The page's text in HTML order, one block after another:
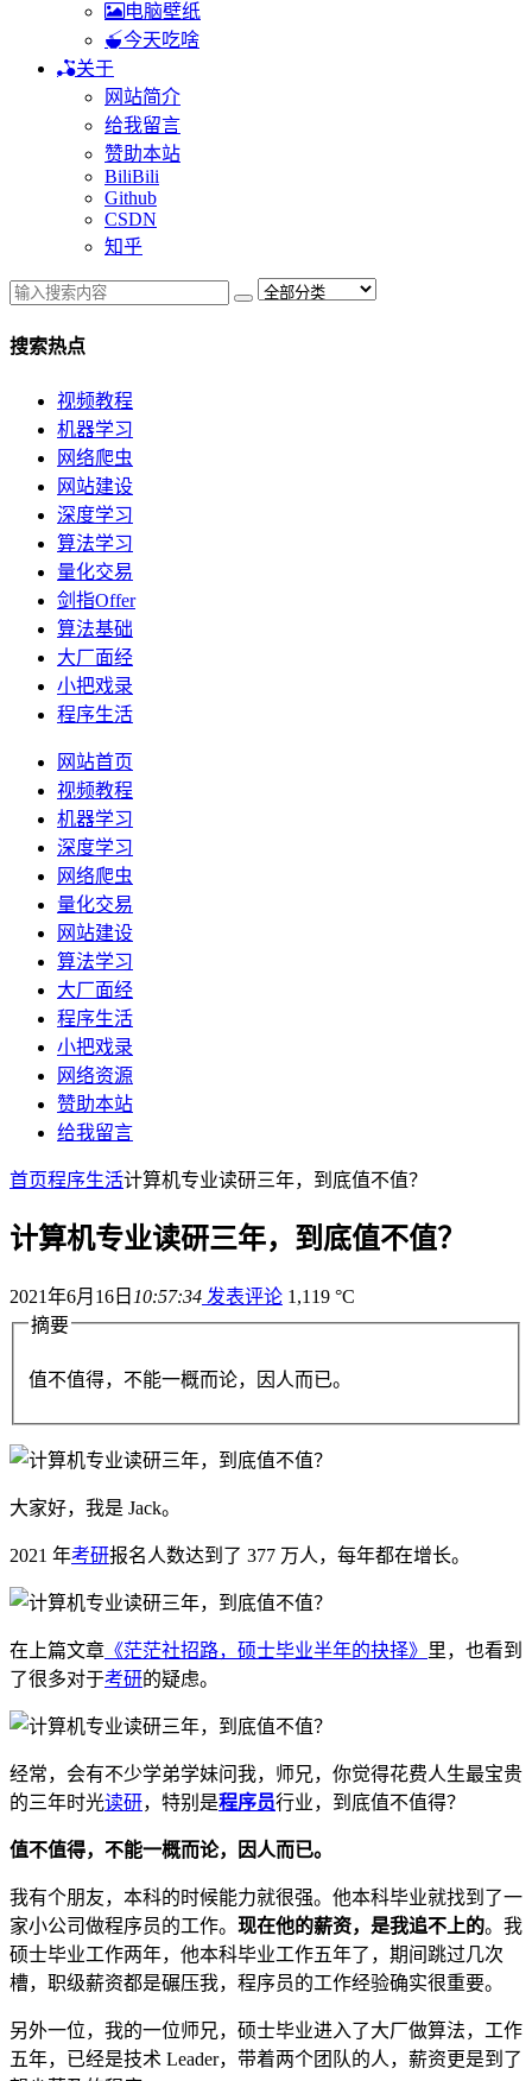
电脑壁纸
今天吃啥
关于
网站简介
给我留言
赞助本站
BiliBili
Github
CSDN
知乎
搜索热点
视频教程
机器学习
网络爬虫
网站建设
深度学习
算法学习
量化交易
剑指Offer
算法基础
大厂面经
小把戏录
程序生活
网站首页
视频教程
机器学习
深度学习
网络爬虫
量化交易
网站建设
算法学习
大厂面经
程序生活
小把戏录
网络资源
赞助本站
给我留言
首页程序生活计算机专业读研三年，到底值不值？
计算机专业读研三年，到底值不值？
2021年6月16日 10:57:34 发表评论 1,119 °C
摘要
值不值得，不能一概而论，因人而已。
大家好，我是 Jack。
2021 年考研报名人数达到了 377 万人，每年都在增长。
在上篇文章 《茫茫社招路，硕士毕业半年的抉择》 里，也看到
了很多对于考研的疑虑。
经常，会有不少学弟学妹问我，师兄，你觉得花费人生最宝贵
的三年时光读研，特别是程序员行业，到底值不值得？
值不值得，不能一概而论，因人而已。
我有个朋友，本科的时候能力就很强。他本科毕业就找到了一
家小公司做程序员的工作。 现在他的薪资，是我追不上的。我
硕士毕业工作两年，他本科毕业工作五年了，期间跳过几次
槽，职级薪资都是碾压我，程序员的工作经验确实很重要。
另外一位，我的一位师兄，硕士毕业进入了大厂做算法，工作
五年，已经是技术 Leader，带着两个团队的人，薪资更是到了